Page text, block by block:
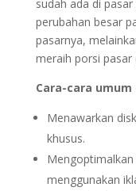
sudah ada di
perubahan besar
pasarnya,
meraih porsi pasar
Cara-cara
Menawarkan
khusus.
menggunakan